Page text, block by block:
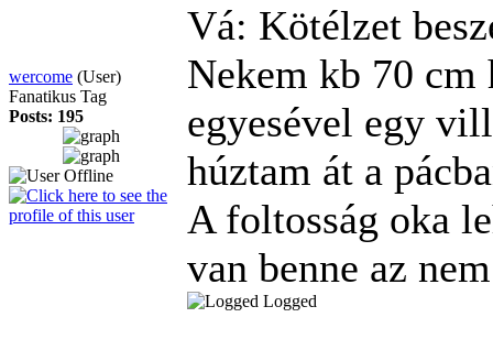
wercome (User)
Fanatikus Tag
Posts: 195
Vá: Kötélzet
Nekem kb 70 cm
egyesével egy
húztam át a
A foltosság oka
van benne az
Logged